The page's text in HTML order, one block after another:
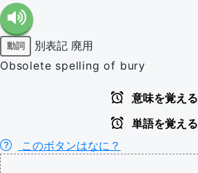
動詞 別表記 廃用
Obsolete spelling of bury
意味を覚える
単語を覚える
このボタンはなに？